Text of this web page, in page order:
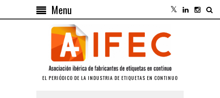
Menu
EL PERIÓDICO DE LA INDUSTRIA DE ETIQUETAS EN CONTINUO